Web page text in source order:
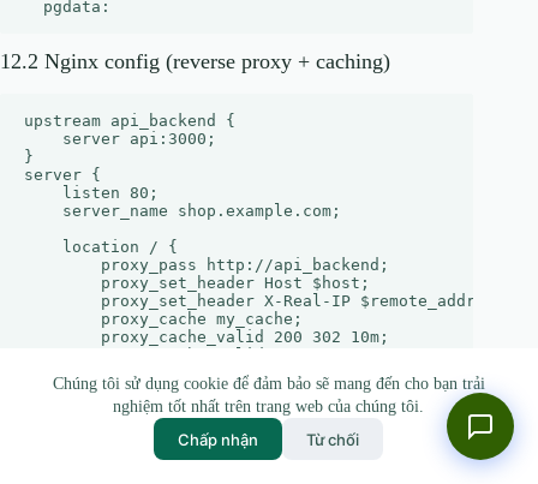
Chúng tôi sử dụng cookie để đảm bảo sẽ mang đến cho bạn trải
nghiệm tốt nhất trên trang web của chúng tôi.
Chấp nhận Từ chối
12.2 Nginx config (reverse proxy + caching)
upstream api_backend {
    server api:3000;
}
server {
    listen 80;
    server_name shop.example.com;
    location / {
        proxy_pass http://api_backend;
        proxy_set_header Host $host;
        proxy_set_header X-Real-IP $remote_addr;
        proxy_cache my_cache;
        proxy_cache_valid 200 302 10m;
        proxy_cache_valid 404 1m;
    # Static assets CDN
    location /static/ {
        alias /var/www/static/;
        expires 30d;